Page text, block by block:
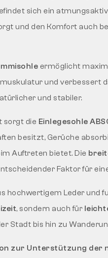
sich ein
und den Komfort auch
ermöglicht
und verbessert
und stabiler.
sorgt die Einlegesohle
besitzt, Gerüche
Auftreten bietet. Die
Faktor für
hochwertigem Leder und
, sondern auch für
Stadt bis hin zu
zur Unterstützung der